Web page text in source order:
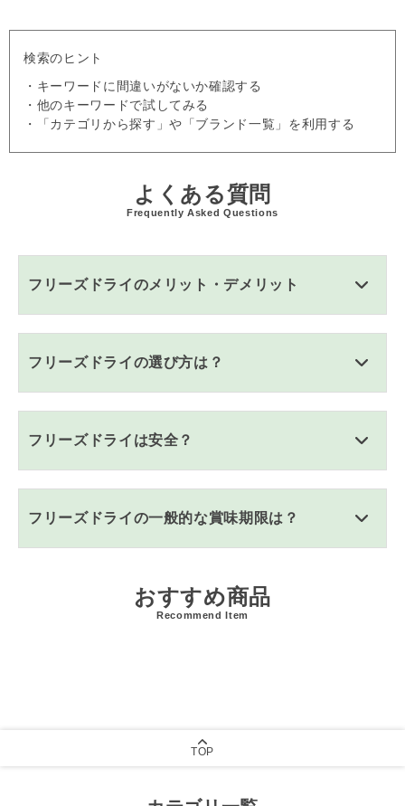
検索のヒント
・キーワードに間違いがないか確認する
・他のキーワードで試してみる
・「カテゴリから探す」や「ブランド一覧」を利用する
よくある質問
Frequently Asked Questions
フリーズドライのメリット・デメリット
フリーズドライの選び方は？
フリーズドライは安全？
フリーズドライの一般的な賞味期限は？
おすすめ商品
Recommend Item
TOP